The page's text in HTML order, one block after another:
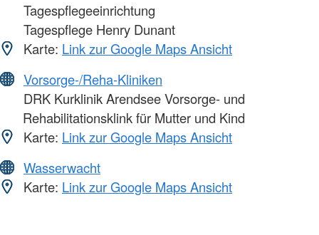
Tagespflegeeinrichtung
Tagespflege Henry Dunant
Karte: Link zur Google Maps Ansicht
Vorsorge-/Reha-Kliniken
DRK Kurklinik Arendsee Vorsorge- und
Rehabilitationsklink für Mutter und Kind
Karte: Link zur Google Maps Ansicht
Wasserwacht
Karte: Link zur Google Maps Ansicht